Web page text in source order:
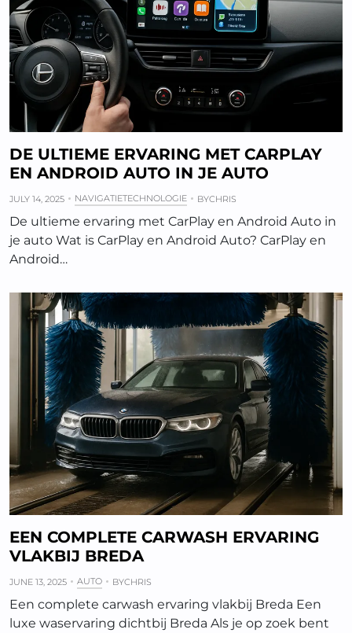
DE ULTIEME ERVARING MET CARPLAY
EN ANDROID AUTO IN JE AUTO
JULY 14, 2025 NAVIGATIETECHNOLOGIE BYCHRIS
De ultieme ervaring met CarPlay en Android Auto in
je auto Wat is CarPlay en Android Auto? CarPlay en
Android…
EEN COMPLETE CARWASH ERVARING
VLAKBIJ BREDA
JUNE 13, 2025 AUTO BYCHRIS
Een complete carwash ervaring vlakbij Breda Een
luxe waservaring dichtbij Breda Als je op zoek bent